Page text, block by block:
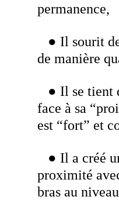
permanence,
● Il sourit
de manière
● Il se tient
face à sa
est “fort” et
● Il a créé
proximité
bras au